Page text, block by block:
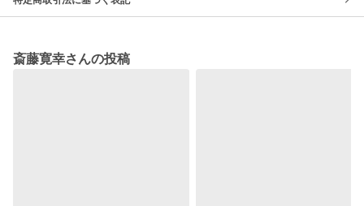
斎藤寛幸さんの投稿